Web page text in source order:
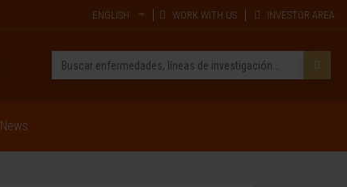
ENGLISH WORK WITH US INVESTOR AREA
News